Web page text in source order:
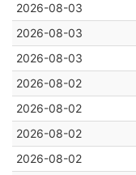
2026-08-03
2026-08-03
2026-08-03
2026-08-02
2026-08-02
2026-08-02
2026-08-02